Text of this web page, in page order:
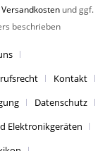
Versandkosten und ggf.
beschrieben
Kontakt
Datenschutz
Elektronikgeräten